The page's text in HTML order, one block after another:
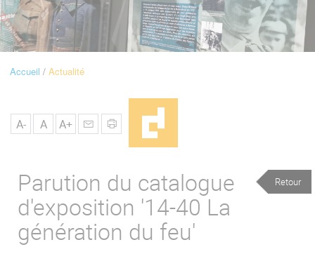
Navigation
FilAccueil Actualité
A- A A+
Retour
Parution du catalogue
d'exposition '14-40 La
génération du feu'